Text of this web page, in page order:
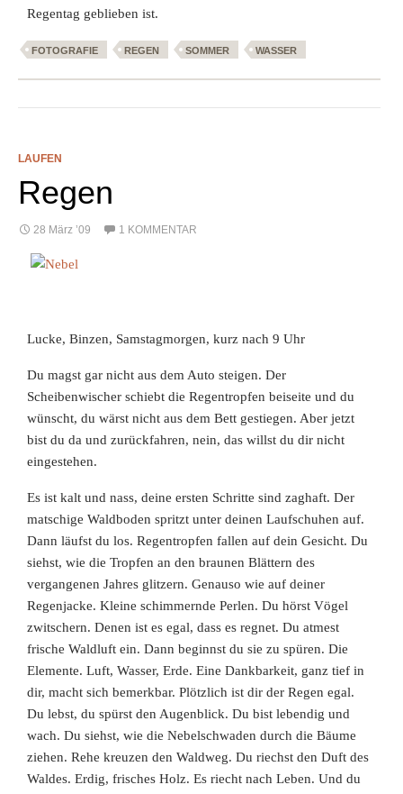
Regentag geblieben ist.
FOTOGRAFIE REGEN SOMMER WASSER
LAUFEN
Regen
28 März ’09 1 KOMMENTAR
Lucke, Binzen, Samstagmorgen, kurz nach 9 Uhr
Du magst gar nicht aus dem Auto steigen. Der
Scheibenwischer schiebt die Regentropfen beiseite und du
wünscht, du wärst nicht aus dem Bett gestiegen. Aber jetzt
bist du da und zurückfahren, nein, das willst du dir nicht
eingestehen.
Es ist kalt und nass, deine ersten Schritte sind zaghaft. Der
matschige Waldboden spritzt unter deinen Laufschuhen auf.
Dann läufst du los. Regentropfen fallen auf dein Gesicht. Du
siehst, wie die Tropfen an den braunen Blättern des
vergangenen Jahres glitzern. Genauso wie auf deiner
Regenjacke. Kleine schimmernde Perlen. Du hörst Vögel
zwitschern. Denen ist es egal, dass es regnet. Du atmest
frische Waldluft ein. Dann beginnst du sie zu spüren. Die
Elemente. Luft, Wasser, Erde. Eine Dankbarkeit, ganz tief in
dir, macht sich bemerkbar. Plötzlich ist dir der Regen egal.
Du lebst, du spürst den Augenblick. Du bist lebendig und
wach. Du siehst, wie die Nebelschwaden durch die Bäume
ziehen. Rehe kreuzen den Waldweg. Du riechst den Duft des
Waldes. Erdig, frisches Holz. Es riecht nach Leben. Und du